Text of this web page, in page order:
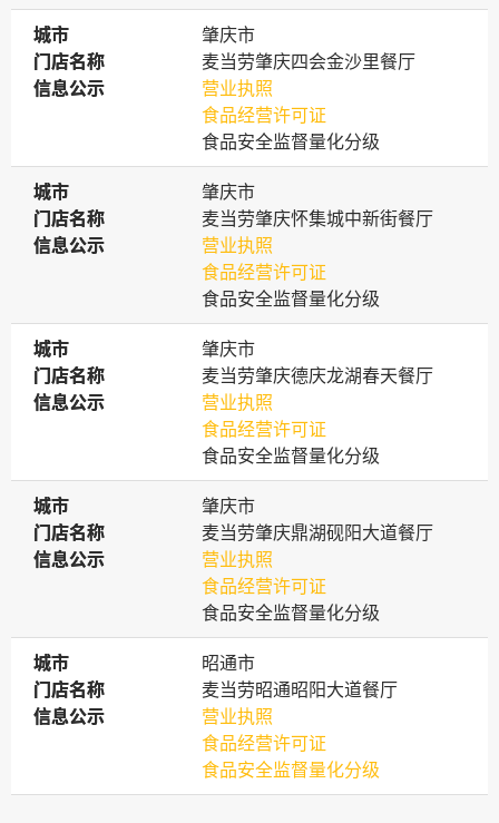
城市
城市
肇庆市
门店名称
门店名称
麦当劳肇庆四会金沙里餐厅
信息公示
信息公示
营业执照
食品经营许可证
食品安全监督量化分级
城市
城市
肇庆市
门店名称
门店名称
麦当劳肇庆怀集城中新街餐厅
信息公示
信息公示
营业执照
食品经营许可证
食品安全监督量化分级
城市
城市
肇庆市
门店名称
门店名称
麦当劳肇庆德庆龙湖春天餐厅
信息公示
信息公示
营业执照
食品经营许可证
食品安全监督量化分级
城市
城市
肇庆市
门店名称
门店名称
麦当劳肇庆鼎湖砚阳大道餐厅
信息公示
信息公示
营业执照
食品经营许可证
食品安全监督量化分级
城市
城市
昭通市
门店名称
门店名称
麦当劳昭通昭阳大道餐厅
信息公示
信息公示
营业执照
食品经营许可证
食品安全监督量化分级